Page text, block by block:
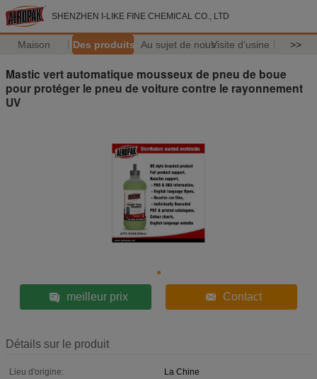
SHENZHEN I-LIKE FINE CHEMICAL CO., LTD
Maison Des produits Au sujet de nousVisite d'usine >>
Mastic vert automatique mousseux de pneu de boue
pour protéger le pneu de voiture contre le rayonnement
UV
meilleur prix Contact
Détails sur le produit
Lieu d'origine:
La Chine